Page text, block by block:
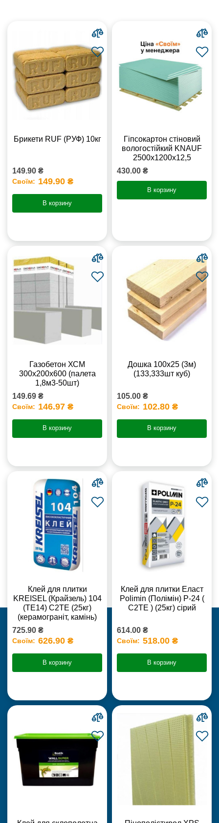
Брикети RUF (РУФ) 10кг
149.90 ₴
Своїм: 149.90 ₴
В корзину
Гіпсокартон стіновий
вологостійкий KNAUF
2500х1200х12,5
430.00 ₴
В корзину
Газобетон ХСМ
300x200x600 (палета
1,8м3-50шт)
149.69 ₴
Своїм: 146.97 ₴
В корзину
Дошка 100х25 (3м)
(133,333шт куб)
105.00 ₴
Своїм: 102.80 ₴
В корзину
Клей для плитки
KREISEL (Крайзель) 104
(ТЕ14) С2TE (25кг)
(керамограніт, камінь)
725.90 ₴
Своїм: 626.90 ₴
В корзину
Клей для плитки Еласт
Polimin (Полімін) Р-24 (
С2ТЕ ) (25кг) сірий
614.00 ₴
Своїм: 518.00 ₴
В корзину